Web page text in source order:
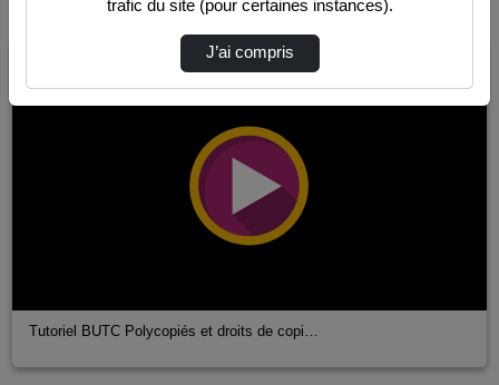
18 vidéos trouvées
Tutoriel BUTC Polycopiés et droits de copi…
trafic du site (pour certaines instances).
J’ai compris